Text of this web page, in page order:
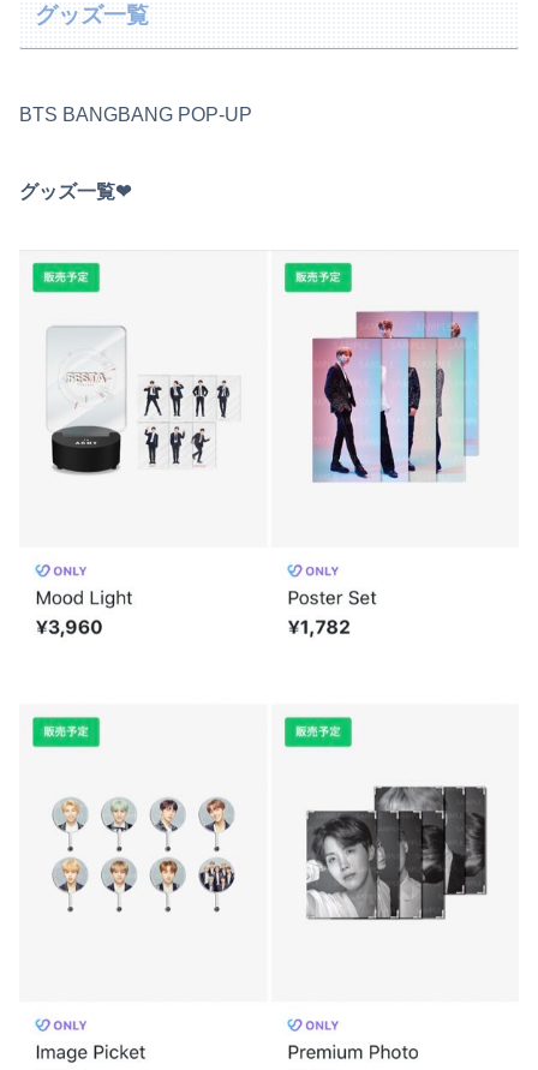
グッズ一覧
BTS BANGBANG POP-UP
グッズ一覧❤︎